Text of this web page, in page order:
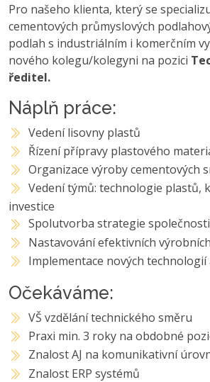
Pro našeho klienta, který se
cementových průmyslových
podlah s industriálním i komerčním
nového kolegu/kolegyni na pozici
ředitel.
Náplň práce:
Vedení lisovny plastů
Řízení přípravy plastového
Organizace výroby cementových
Vedení týmů: technologie plastů,
investice
Spolutvorba strategie společnosti
Nastavování efektivních
Implementace nových technologií
Očekáváme:
VŠ vzdělání technického směru
Praxi min. 3 roky na obdobné
Znalost AJ na komunikativní
Znalost ERP systémů